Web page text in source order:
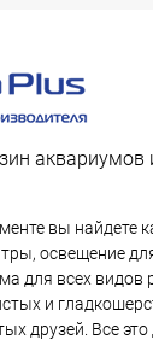
аквариумов
вы найдете
освещение
для всех видов
и
друзей. Все